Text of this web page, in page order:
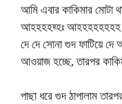
আমি এবার কাকিমার
আহহহহহ্হঃ
দে দে সোনা গুদ ফাটিয়ে
আওয়াজ হচ্ছে, তারপর
পাছা ধরে গুদ ঠাপালাম